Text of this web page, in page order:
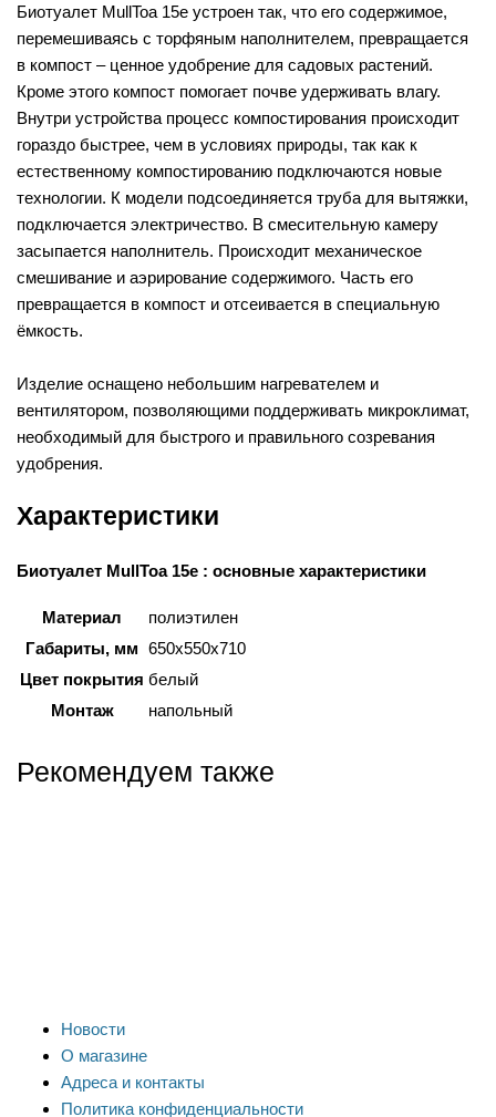
Биотуалет MullToa 15e устроен так, что его содержимое,
перемешиваясь с торфяным наполнителем, превращается
в компост – ценное удобрение для садовых растений.
Кроме этого компост помогает почве удерживать влагу.
Внутри устройства процесс компостирования происходит
гораздо быстрее, чем в условиях природы, так как к
естественному компостированию подключаются новые
технологии. К модели подсоединяется труба для вытяжки,
подключается электричество. В смесительную камеру
засыпается наполнитель. Происходит механическое
смешивание и аэрирование содержимого. Часть его
превращается в компост и отсеивается в специальную
ёмкость.
Изделие оснащено небольшим нагревателем и
вентилятором, позволяющими поддерживать микроклимат,
необходимый для быстрого и правильного созревания
удобрения.
Характеристики
Биотуалет MullToa 15e : основные характеристики
Материал
полиэтилен
Габариты, мм 650х550х710
Цвет покрытия белый
Монтаж
напольный
Рекомендуем также
Новости
О магазине
Адреса и контакты
Политика конфиденциальности